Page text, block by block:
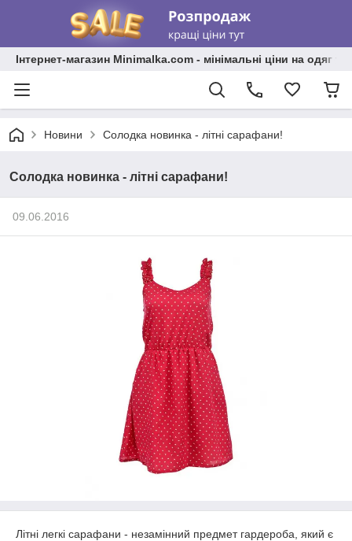
Інтернет-магазин Minimalka.com - мінімальні ціни на одяг
Новини Солодка новинка - літні сарафани!
Солодка новинка - літні сарафани!
09.06.2016
Літні легкі сарафани - незамінний предмет гардероба, який є